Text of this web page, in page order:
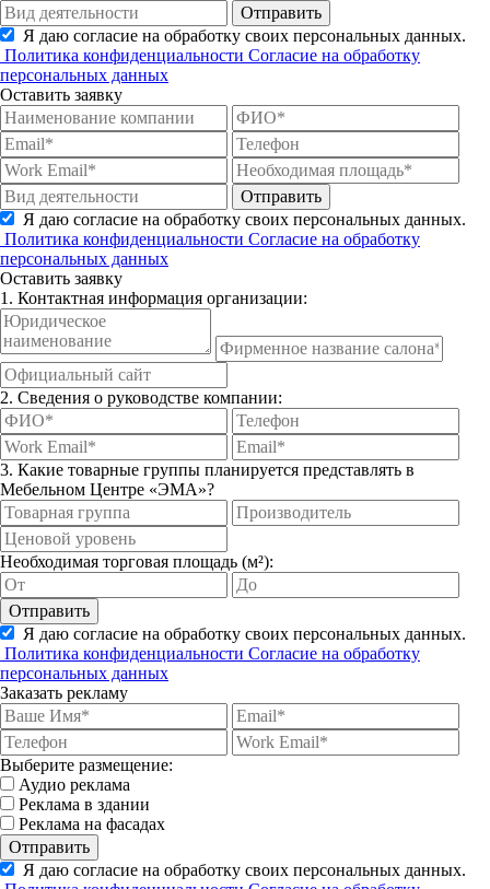
Отправить
Я даю согласие на обработку своих персональных данных.
Политика конфиденциальности Согласие на обработку
персональных данных
Оставить заявку
Отправить
Я даю согласие на обработку своих персональных данных.
Политика конфиденциальности Согласие на обработку
персональных данных
Оставить заявку
1. Контактная информация организации:
2. Сведения о руководстве компании:
3. Какие товарные группы планируется представлять в
Мебельном Центре «ЭМА»?
Необходимая торговая площадь (м²):
Отправить
Я даю согласие на обработку своих персональных данных.
Политика конфиденциальности Согласие на обработку
персональных данных
Заказать рекламу
Выберите размещение:
Аудио реклама
Реклама в здании
Реклама на фасадах
Отправить
Я даю согласие на обработку своих персональных данных.